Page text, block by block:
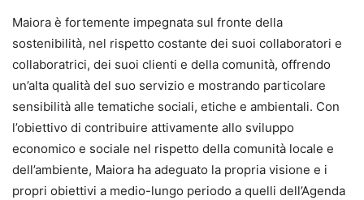
Maiora è fortemente impegnata sul fronte della
sostenibilità, nel rispetto costante dei suoi collaboratori e
collaboratrici, dei suoi clienti e della comunità, offrendo
un’alta qualità del suo servizio e mostrando particolare
sensibilità alle tematiche sociali, etiche e ambientali. Con
l’obiettivo di contribuire attivamente allo sviluppo
economico e sociale nel rispetto della comunità locale e
dell’ambiente, Maiora ha adeguato la propria visione e i
propri obiettivi a medio-lungo periodo a quelli dell’Agenda